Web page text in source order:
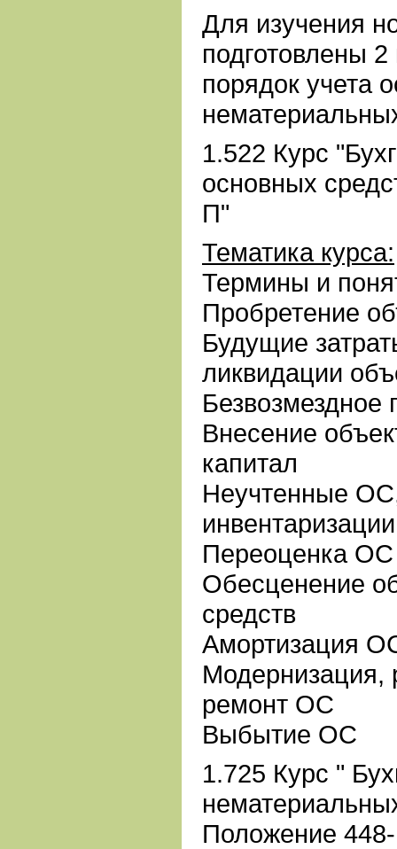
Для изучения
подготовлены
порядок учета
1.522 Курс
основных
П"
Тематика курса:
Термины и
Пробретение
Будущие
ликвидации
Внесение
капитал
Неучтенные
инвентаризации
Переоценка ОС
Обесценение
средств
Амортизация
Модернизация,
ремонт ОС
Выбытие ОС
1.725 Курс "
Положение